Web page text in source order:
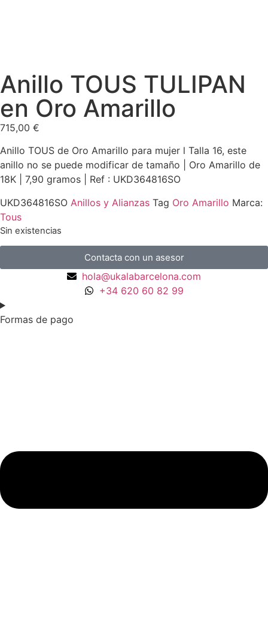
Anillo TOUS TULIPAN
en Oro Amarillo
715,00 €
Anillo TOUS de Oro Amarillo para mujer l Talla 16, este
anillo no se puede modificar de tamaño | Oro Amarillo de
18K | 7,90 gramos | Ref : UKD364816SO
UKD364816SO Anillos y Alianzas Tag Oro Amarillo Marca:
Tous
Sin existencias
Contacta con un asesor
hola@ukalabarcelona.com
+34 620 60 82 99
Formas de pago